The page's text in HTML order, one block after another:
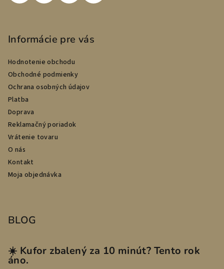
Informácie pre vás
Hodnotenie obchodu
Obchodné podmienky
Ochrana osobných údajov
Platba
Doprava
Reklamačný poriadok
Vrátenie tovaru
O nás
Kontakt
Moja objednávka
BLOG
☀️ Kufor zbalený za 10 minút? Tento rok
áno.